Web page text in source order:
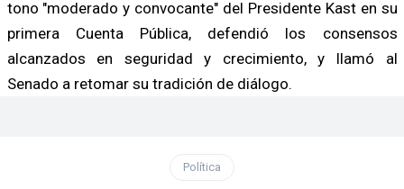
tono "moderado y convocante" del Presidente Kast en su
primera Cuenta Pública, defendió los consensos
alcanzados en seguridad y crecimiento, y llamó al
Senado a retomar su tradición de diálogo.
Política